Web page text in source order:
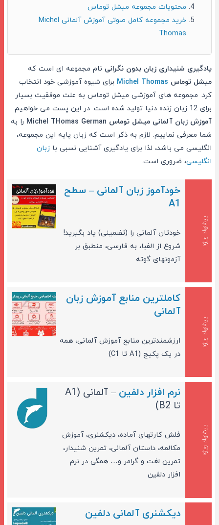
محتویات مجموعه میشل توماس
خرید مجموعه کامل صوتی آموزش آلمانی Michel
Thomas
یادگیری شنیداری زبان بدون نگرانینام مجموعه ای است که
میشل توماس Michel Thomasبرای شیوه آموزشی خود انتخاب
کرد. مجموعه های آموزشی میشل توماس به علت موفقیت بسیار
برای 12 زبان زنده دنیا تولید شده است. در این پست می خواهیم
آموزش زبان آلمانی میشل توماس Michel THomas German
را به
شما معرفی نماییم. لازم به ذکر است که زبان پایه این مجموعه،
انگلیسی می باشد، لذا برای یادگیری آشنایی نسبی با زبان
انگلیسی، ضروری است.
پیشنهاد ویژه
خودآموز زبان آلمانی – سطح
A1
خودتان آلمانی را (تضمینی) یاد بگیرید!
شروع از الفبا، به فارسی، منطبق بر
آزمونهای گوته
پیشنهاد ویژه
کاملترین منابع آموزش زبان
آلمانی
ارزشمندترین منابع آموزش آلمانی، همه
در یک پکیج (A1 تا C1)
پیشنهاد ویژه
نرم افزار دلفین
– آلمانی (A1
تا B2)
فلش کارتهای آماده، دیکشنری، آموزش
مکالمه، داستان آلمانی، تمرین شنیدار،
تمرین لغت و گرامر و… همگی در نرم
افزار دلفین
دیکشنری آلمانی دلفین